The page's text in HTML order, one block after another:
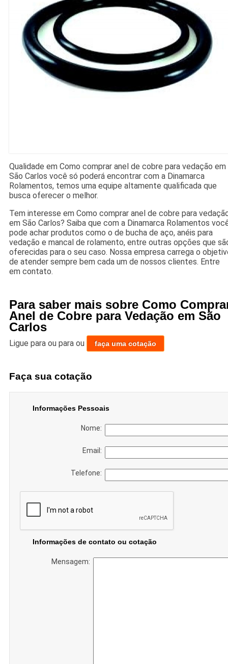
Qualidade em Como comprar anel de cobre para vedação em
São Carlos você só poderá encontrar com a Dinamarca
Rolamentos, temos uma equipe altamente qualificada que
busca oferecer o melhor.
Tem interesse em Como comprar anel de cobre para
em São Carlos? Saiba que com a Dinamarca Rolamentos
pode achar produtos como o de bucha de aço, anéis para
vedação e mancal de rolamento, entre outras opções que
oferecidas para o seu caso. Nossa empresa carrega o
de atender sempre bem cada um de nossos clientes. Entre
em contato.
Para saber mais sobre Como
Anel de Cobre para Vedação em São
Carlos
Ligue para ou para ou faça uma cotação
Faça sua cotação
Informações Pessoais
Nome:
Email:
Telefone:
Informações de contato ou cotação
Mensagem: